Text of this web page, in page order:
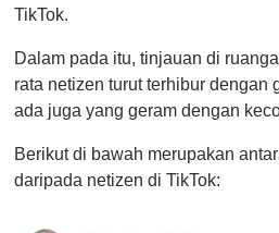
TikTok.
Dalam pada itu, tinjauan di
rata netizen turut terhibur dengan
ada juga yang geram dengan
Berikut di bawah merupakan
daripada netizen di TikTok: